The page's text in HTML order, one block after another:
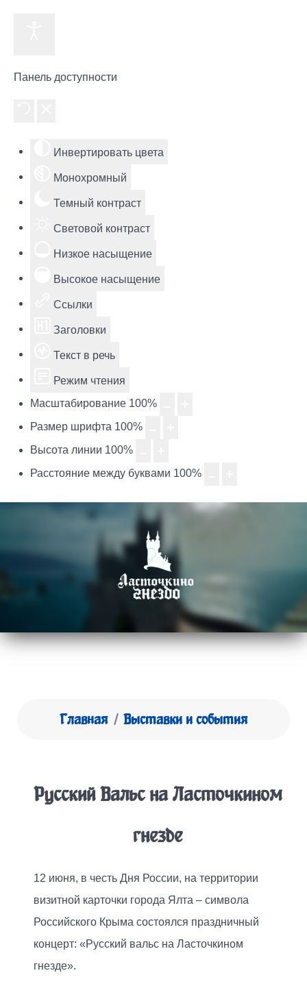
Панель доступности
Инвертировать цвета
Монохромный
Темный контраст
Световой контраст
Низкое насыщение
Высокое насыщение
Ссылки
Заголовки
Текст в речь
Режим чтения
Масштабирование 100%
Размер шрифта 100%
Высота линии 100%
Расстояние между буквами 100%
Главная Выставки и события
Русский Вальс на Ласточкином
гнезде
12 июня, в честь Дня России, на территории
визитной карточки города Ялта – символа
Российского Крыма состоялся праздничный
концерт: «Русский вальс на Ласточкином
гнезде».